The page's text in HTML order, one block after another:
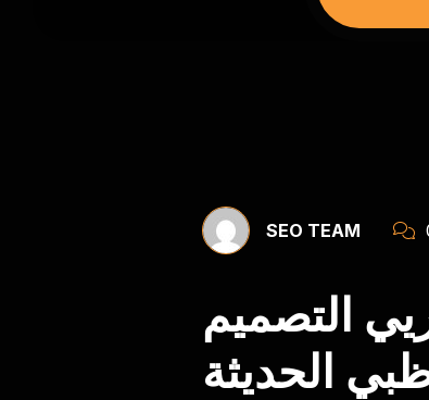
SEO TEAM
التصميم
الحديثة